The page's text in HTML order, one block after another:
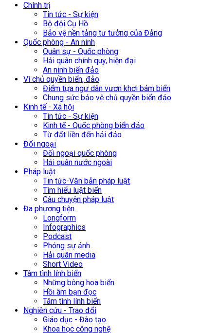
Chính trị
Tin tức - Sự kiện
Bộ đội Cụ Hồ
Bảo vệ nền tảng tư tưởng của Đảng
Quốc phòng - An ninh
Quân sự - Quốc phòng
Hải quân chính quy, hiện đại
An ninh biển đảo
Vì chủ quyền biển, đảo
Điểm tựa ngư dân vươn khơi bám biển
Chung sức bảo vệ chủ quyền biển đảo
Kinh tế - Xã hội
Tin tức - Sự kiện
Kinh tế - Quốc phòng biển đảo
Từ đất liền đến hải đảo
Đối ngoại
Đối ngoại quốc phòng
Hải quân nước ngoài
Pháp luật
Tin tức-Văn bản pháp luật
Tìm hiểu luật biển
Câu chuyện pháp luật
Đa phương tiện
Longform
Infographics
Podcast
Phóng sự ảnh
Hải quân media
Short Video
Tâm tình lính biển
Những bông hoa biển
Hồi âm bạn đọc
Tâm tình lính biển
Nghiên cứu - Trao đổi
Giáo dục - Đào tạo
Khoa học công nghệ